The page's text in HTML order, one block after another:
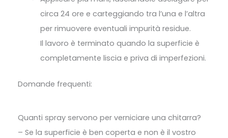
circa 24 ore e carteggiando tra l’una e l’altra
per rimuovere eventuali impurità residue.
Il lavoro è terminato quando la superficie è
completamente liscia e priva di imperfezioni.
Domande frequenti:
Quanti spray servono per verniciare una chitarra?
– Se la superficie è ben coperta e non è il vostro